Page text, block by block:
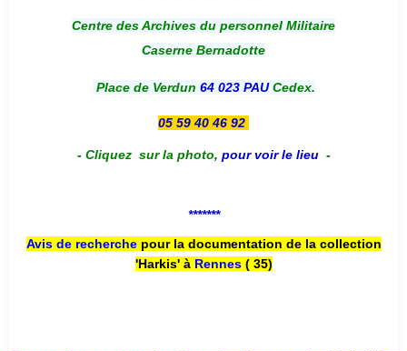
Centre des Archives du personnel Militaire
Caserne Bernadotte
Place de Verdun 64 023 PAUCedex.
05 59 40 46 92
- Cliquez sur la photo, pour voir le lieu -
*******
Avis de recherche pour la documentation de la collection
'Harkis' à Rennes( 35)